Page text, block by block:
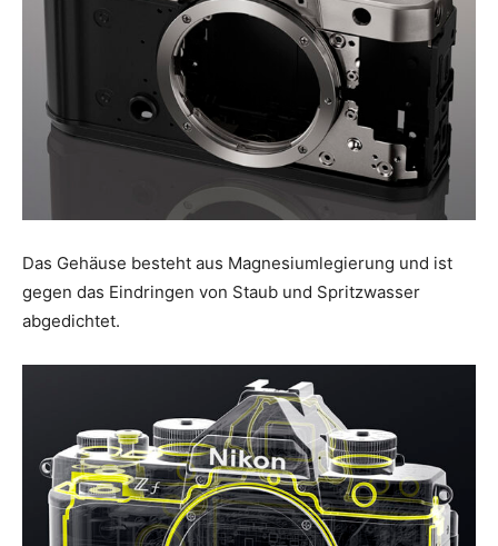
Das Gehäuse besteht aus Magnesiumlegierung und ist
gegen das Eindringen von Staub und Spritzwasser
abgedichtet.